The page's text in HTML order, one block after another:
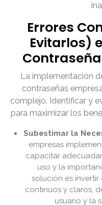
Errores
Evitarlos)
La implementación
contraseñas
complejo. Identificar y
para maximizar los
Subestimar la
empresas
capacitar
uso y la
solución es
continuos y claros,
usuario y la